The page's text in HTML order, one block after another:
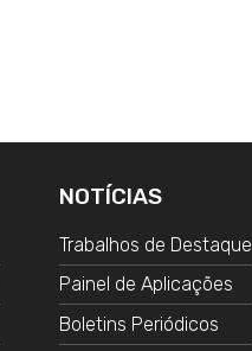
NOTÍCIAS
Trabalhos de Destaque
Painel de Aplicações
Boletins Periódicos